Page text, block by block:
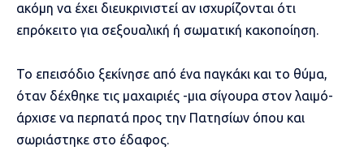
ακόμη να έχει διευκρινιστεί αν ισχυρίζονται ότι
επρόκειτο για σεξουαλική ή σωματική κακοποίηση.
Το επεισόδιο ξεκίνησε από ένα παγκάκι και το θύμα,
όταν δέχθηκε τις μαχαιριές -μια σίγουρα στον λαιμό-
άρχισε να περπατά προς την Πατησίων όπου και
σωριάστηκε στο έδαφος.